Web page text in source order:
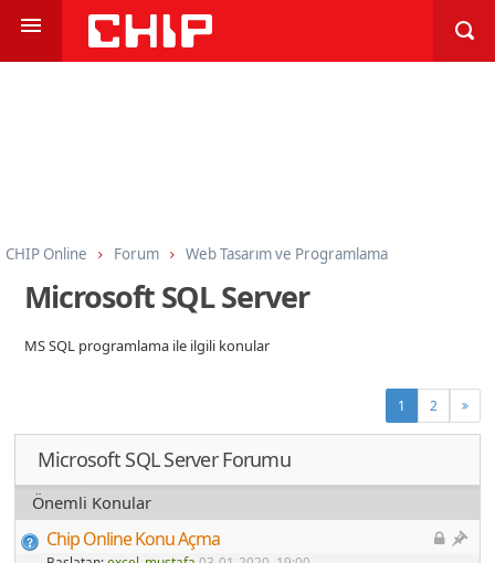
CHIP Online Forum
Web Tasarım ve Programlama
Programlama
Microsoft SQL Server
Microsoft SQL Server
MS SQL programlama ile ilgili konular
1 2
Microsoft SQL Server Forumu
Önemli Konular
Chip Online Konu Açma